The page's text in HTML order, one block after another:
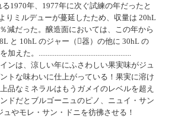
1970年、1977年に次ぐ試練の年だったと
りミルデューが蔓延したため、収量は 20hL
減だった。醸造面においては、この年から
と 10hL のジャー（器）の他に 30hL の
加えた。....................................................
ンは、涼しい年にふさわしい果実味がジュ
トな味わいに仕上がっている！果実に溶け
品なミネラルはもうガメイのレベルを超え
ドだとブルゴーニュのピノ、ニュイ・サン
ュやモレ・サン・ドニを彷彿させる！